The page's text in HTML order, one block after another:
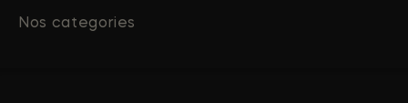
Nos categories